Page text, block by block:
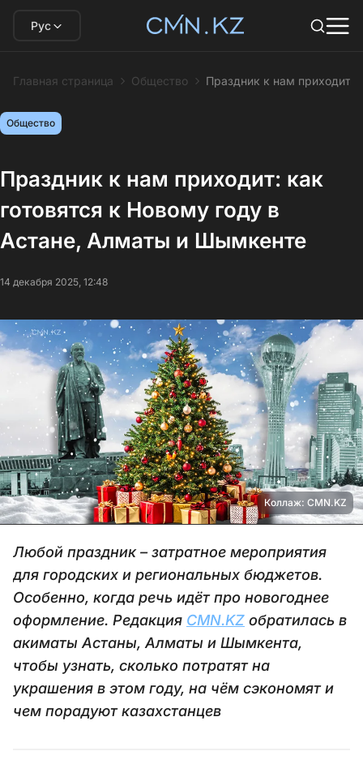
Рус
Главная страница Общество Праздник к нам приходит:
Общество
Праздник к нам приходит: как
готовятся к Новому году в
Астане, Алматы и Шымкенте
14 декабря 2025, 12:48
Коллаж: CMN.KZ
Любой праздник – затратное мероприятия
для городских и региональных бюджетов.
Особенно, когда речь идёт про новогоднее
оформление. Редакция CMN.KZ обратилась в
акиматы Астаны, Алматы и Шымкента,
чтобы узнать, сколько потратят на
украшения в этом году, на чём сэкономят и
чем порадуют казахстанцев